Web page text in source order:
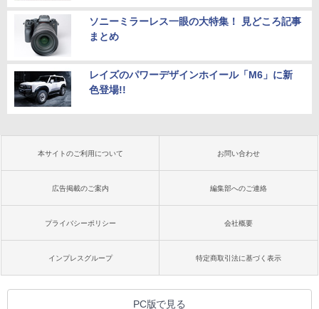
ソニーミラーレス一眼の大特集！ 見どころ記事
まとめ
レイズのパワーデザインホイール「M6」に新
色登場!!
本サイトのご利用について お問い合わせ
広告掲載のご案内 編集部へのご連絡
プライバシーポリシー 会社概要
インプレスグループ 特定商取引法に基づく表示
PC版で見る